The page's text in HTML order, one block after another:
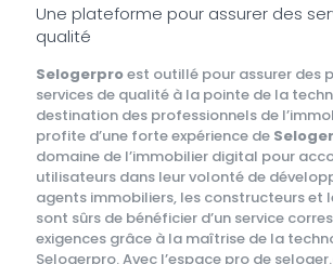
Une plateforme pour assurer des
qualité
Selogerproest outillé pour assurer des
services de qualité à la pointe de la
destination des professionnels de
profite d’une forte expérience de
domaine de l’immobilier digital pour
utilisateurs dans leur volonté de
agents immobiliers, les constructeurs et
sont sûrs de bénéficier d’un service
exigences grâce à la maîtrise de la
Selogerpro. Avec l’espace pro de